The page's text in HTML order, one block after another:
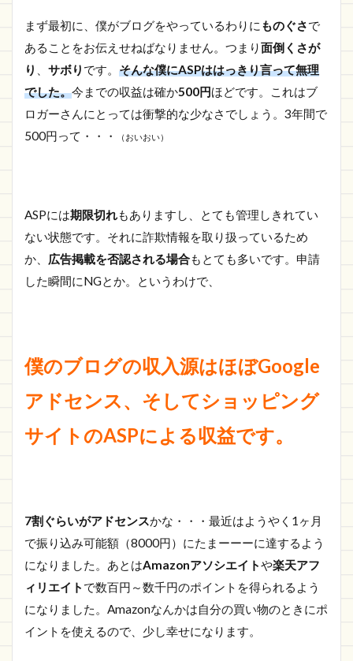
まず最初に、僕がブログをやっているわりに ものぐさで
あることをお伝えせねばなりません。つまり面倒くさが
り
サボり です。 そんな僕にASPははっきり言って無理
でした。今までの収益は確か500円ほどです。これはブ
ロガーさんにとっては衝撃的な少なさでしょう。3年間で
500円って・・・
（おいおい）
ASPには期限切れもありますし、とても管理しきれてい
ない状態です。それに詐欺情報を取り扱っているため
か、 広告掲載を否認される場合もとても多いです。申請
した瞬間にNGとか。というわけで、
僕のブログの収入源はほぼGoogle
アドセンス、そしてショッピング
サイトのASPによる収益です。
7割ぐらいがアドセンスかな・・・最近はようやく1ヶ月
で振り込み可能額（8000円）にたまーーーに達するよう
になりました。あとはAmazonアソシエイトや楽天アフ
ィリエイト で数百円～数千円のポイントを得られるよう
になりました。Amazonなんかは自分の買い物のときにポ
イントを使えるので、少し幸せになります。